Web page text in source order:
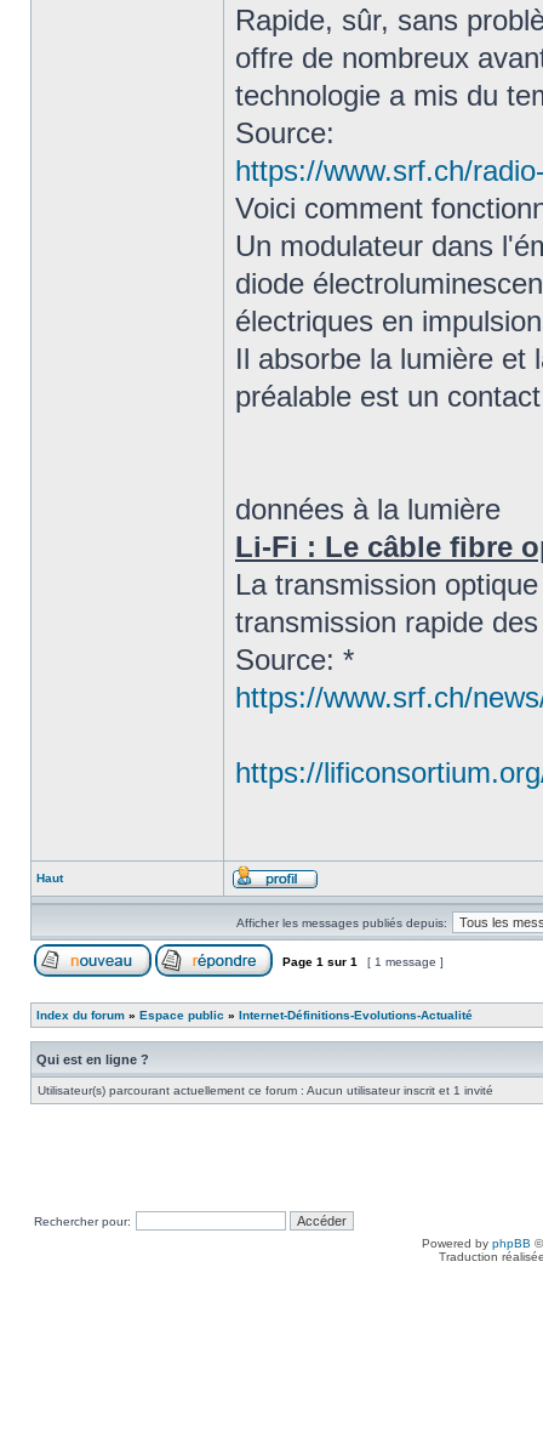
Rapide, sûr, sans
offre de nombreux
technologie a mis du
Source:
https://www.srf.ch/
Voici comment
Un modulateur dans
diode
électriques en
Il absorbe la lumière et
préalable est un
données à la lumière
Li-Fi : Le câble fibre
La transmission
transmission rapide
Source: *
https://www.srf.ch/
https://
Haut
Afficher les messages publiés depuis:
Page 1 sur 1 [ 1 message ]
Index du forum » Espace public » Internet-Définitions-Evolutions-Actualité
Qui est en ligne ?
Utilisateur(s) parcourant actuellement ce forum : Aucun utilisateur inscrit et 1 invité
Rechercher pour:
Powered by phpBB
Traduction